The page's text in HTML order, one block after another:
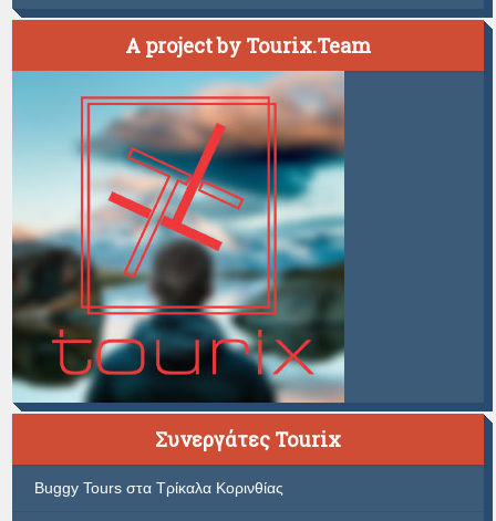
A project by Tourix.Team
Συνεργάτες Tourix
Buggy Tours στα Τρίκαλα Κορινθίας